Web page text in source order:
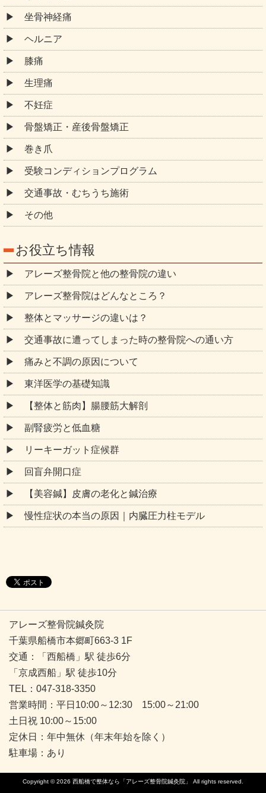
坐骨神経痛
ヘルニア
膝痛
生理痛
不妊症
骨盤矯正・産後骨盤矯正
巻き爪
受験コンディションプログラム
交通事故・むちうち施術
その他
お役立ち情報
アレーズ整骨院と他の整骨院の違い
アレーズ整骨院はどんなところ？
整体とマッサージの違いは？
交通事故に遭ってしまった時の整骨院への通い方
痛みと不調の原因について
東洋医学の基礎知識
【整体と筋肉】腸腰筋大解剖
副腎疲労と低血糖
リーキーガット症候群
回盲弁開口症
【美容鍼】皮膚の老化と鍼治療
慢性症状の本当の原因｜内臓圧力柱モデル
アレーズ整骨院鍼灸院
千葉県船橋市本郷町663-3 1F
交通：「西船橋」駅 徒歩6分
「京成西船」駅 徒歩10分
TEL：047-318-3350
営業時間：平日10:00～12:30 15:00～21:00
土日祝 10:00～15:00
定休日：年中無休（年末年始を除く）
駐車場：あり
Copyright © 2026 西船橋で整体なら「アレーズ整骨院鍼灸院」 All rights reserved.